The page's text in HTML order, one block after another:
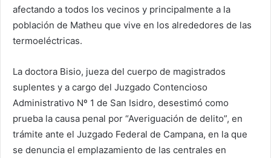
afectando a todos los vecinos y principalmente a la
población de Matheu que vive en los alrededores de las
termoeléctricas.
La doctora Bisio, jueza del cuerpo de magistrados
suplentes y a cargo del Juzgado Contencioso
Administrativo Nº 1 de San Isidro, desestimó como
prueba la causa penal por “Averiguación de delito”, en
trámite ante el Juzgado Federal de Campana, en la que
se denuncia el emplazamiento de las centrales en